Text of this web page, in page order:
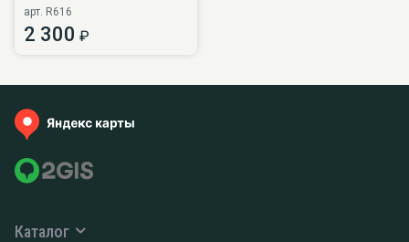
арт. R616
2 300 ₽
Каталог